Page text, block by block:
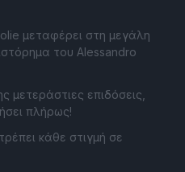
μεταφέρει στη μεγάλη
του Alessandro
μετεράστιες επιδόσεις,
πλήρως!
κάθε στιγμή σε